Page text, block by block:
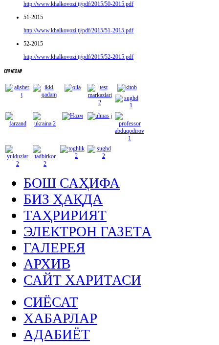
http://www.khalkovozi.tj/pdf/2015/50-2015.pdf
51-2015
http://www.khalkovozi.tj/pdf/2015/51-2015.pdf
52-2015
http://www.khalkovozi.tj/pdf/2015/52-2015.pdf
СУРАТЛАР
БОШ САҲИФА
БИЗ ҲАҚДА
ТАҲРИРИЯТ
ЭЛЕКТРОН ГАЗЕТА
ГАЛЕРЕЯ
АРХИВ
САЙТ ХАРИТАСИ
СИЁСАТ
ХАБАРЛАР
АДАБИЁТ